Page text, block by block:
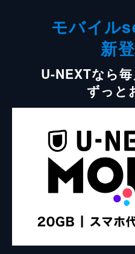
モバイル
新
U-NEXTなら
ずっと